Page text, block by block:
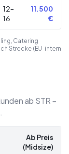
12–
16
11.500
€
Catering
Strecke (EU-intern
ab STR –
Ab Preis
(Midsize)